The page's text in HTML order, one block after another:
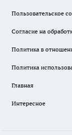
Пользовательское
Согласие на
Политика в
Политика
Главная
Интересное